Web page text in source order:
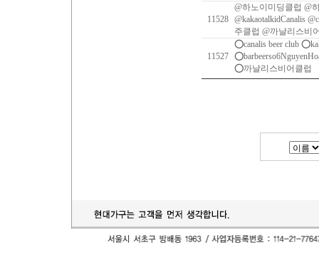
11528
@하노이미딩클럽 @
@kakaotalkidCanalis
주클럽 @까날리스비
11527
⭕️canalis beer club
⭕️까날리스비어클럽